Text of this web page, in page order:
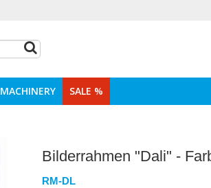
MACHINERY SALE %
Bilderrahmen "Dali" -
RM-DL